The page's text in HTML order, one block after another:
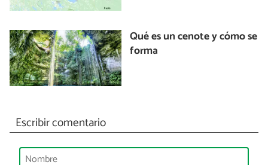
Qué es un cenote y cómo se
forma
Escribir comentario